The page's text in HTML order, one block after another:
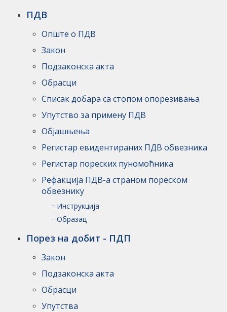
ПДВ
Опште о ПДВ
Закон
Подзаконска акта
Обрасци
Списак добара са стопом опорезивања
Упутство за примену ПДВ
Објашњења
Регистар евидентираних ПДВ обвезника
Регистар пореских пуномоћника
Рефакција ПДВ-а страном пореском
обвезнику
Инструкцијa
Образац
Порез на добит - ПДП
Закон
Подзаконска акта
Обрасци
Упутства